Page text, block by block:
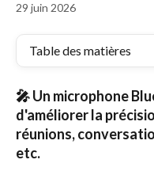
29 juin 2026
Table des matières
🎤 Un microphone
d'améliorer la
réunions,
etc.